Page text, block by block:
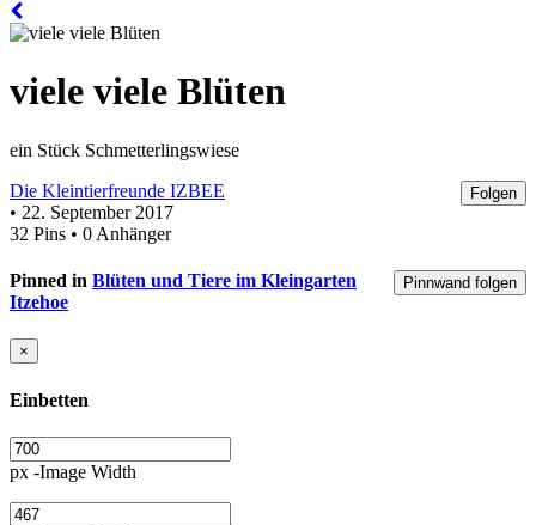
viele viele Blüten
ein Stück Schmetterlingswiese
Folgen
Die Kleintierfreunde IZBEE
• 22. September 2017
32 Pins • 0 Anhänger
Pinnwand folgen
Pinned in Blüten und Tiere im Kleingarten
Itzehoe
×
Einbetten
px -Image Width